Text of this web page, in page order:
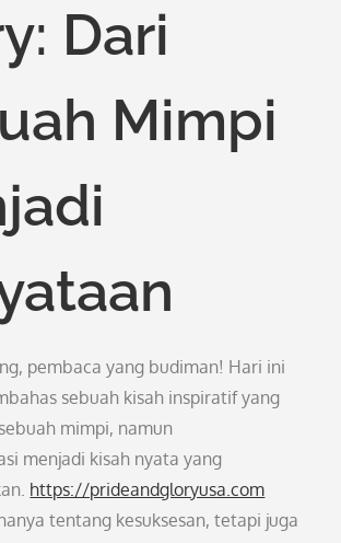
Dari
Mimpi
pembaca yang budiman! Hari ini
sebuah kisah inspiratif yang
mimpi, namun
menjadi kisah nyata yang
https://prideandgloryusa.com
tentang kesuksesan, tetapi juga